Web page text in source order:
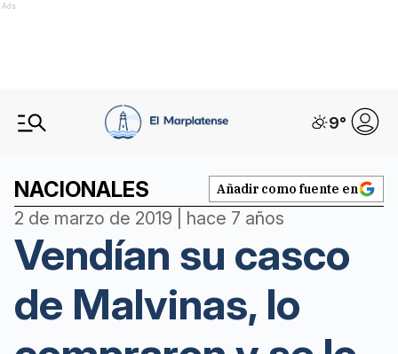
Ads
9°
NACIONALES Añadir como fuente en
2 de marzo de 2019 | hace 7 años
Vendían su casco
de Malvinas, lo